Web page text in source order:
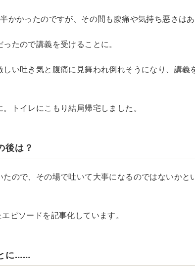
かかったのですが、その間も腹痛や気持ち悪さはあ
たので講義を受けることに。
い吐き気と腹痛に見舞われ倒れそうになり、講義
トイレにこもり結局帰宅しました。
後は？
ので、その場で吐いて大事になるのではないかと
ピソードを記事化しています。
に……